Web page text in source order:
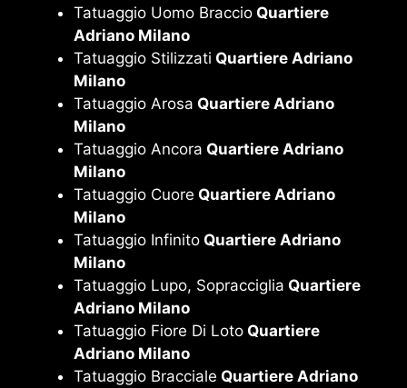
Tatuaggio Uomo Braccio Quartiere
Adriano Milano
Tatuaggio Stilizzati Quartiere Adriano
Milano
Tatuaggio Arosa Quartiere Adriano
Milano
Tatuaggio Ancora Quartiere Adriano
Milano
Tatuaggio Cuore Quartiere Adriano
Milano
Tatuaggio Infinito Quartiere Adriano
Milano
Tatuaggio Lupo, Sopracciglia Quartiere
Adriano Milano
Tatuaggio Fiore Di Loto Quartiere
Adriano Milano
Tatuaggio Bracciale Quartiere Adriano